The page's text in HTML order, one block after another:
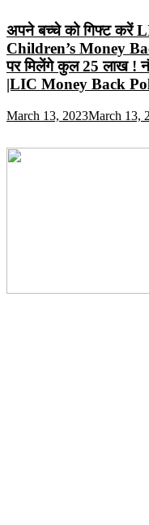
अपने बच्चे को गिफ्ट करें
Children’s Money
पर मिलेंगे कुल 25 लाख !
|LIC Money Back
March 13, 2023March 13,